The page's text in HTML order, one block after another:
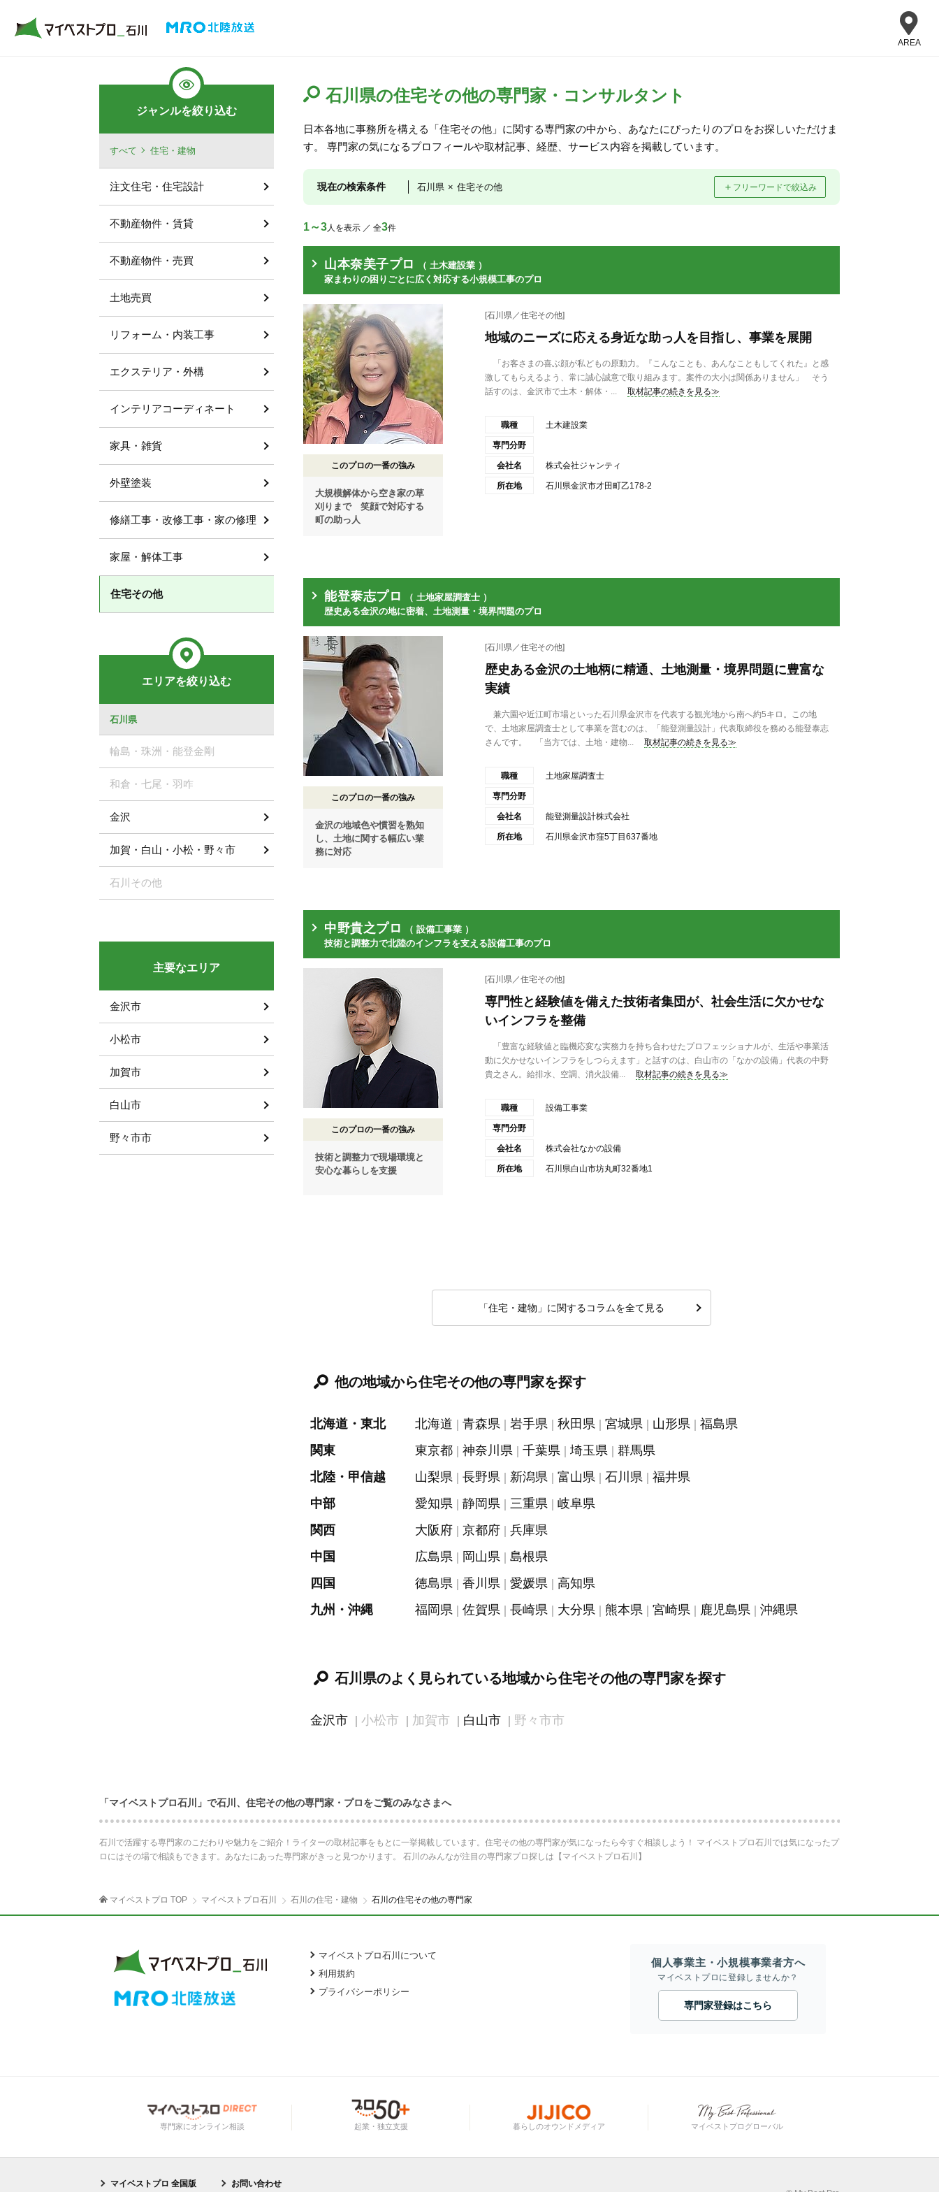
AREA
石川県の住宅その他の専門家・コンサルタント
日本各地に事務所を構える「住宅その他」に関する専門家の中から、あなたにぴったりのプロをお探しいただけま
す。 専門家の気になるプロフィールや取材記事、経歴、サービス内容を掲載しています。
現在の検索条件 石川県 × 住宅その他 ＋ フリーワードで絞込み
1～3人を表示 ／ 全3件
山本奈美子プロ
（ 土木建設業 ）
家まわりの困りごとに広く対応する小規模工事のプロ
このプロの一番の強み
大規模解体から空き家の草
刈りまで 笑顔で対応する
町の助っ人
[石川県／住宅その他]
地域のニーズに応える身近な助っ人を目指し、事業を展開
「お客さまの喜ぶ顔が私どもの原動力。『こんなことも、あんなこともしてくれた』と感
激してもらえるよう、常に誠心誠意で取り組みます。案件の大小は関係ありません」 そう
話すのは、金沢市で土木・解体・...
取材記事の続きを見る≫
職種 土木建設業
専門分野
会社名 株式会社ジャンティ
所在地 石川県金沢市才田町乙178-2
能登泰志プロ
（ 土地家屋調査士 ）
歴史ある金沢の地に密着、土地測量・境界問題のプロ
このプロの一番の強み
金沢の地域色や慣習を熟知
し、土地に関する幅広い業
務に対応
[石川県／住宅その他]
歴史ある金沢の土地柄に精通、土地測量・境界問題に豊富な
実績
兼六園や近江町市場といった石川県金沢市を代表する観光地から南へ約5キロ。この地
で、土地家屋調査士として事業を営むのは、「能登測量設計」代表取締役を務める能登泰志
さんです。 「当方では、土地・建物...
取材記事の続きを見る≫
職種 土地家屋調査士
専門分野
会社名 能登測量設計株式会社
所在地 石川県金沢市窪5丁目637番地
中野貴之プロ
（ 設備工事業 ）
技術と調整力で北陸のインフラを支える設備工事のプロ
このプロの一番の強み
技術と調整力で現場環境と
安心な暮らしを支援
[石川県／住宅その他]
専門性と経験値を備えた技術者集団が、社会生活に欠かせな
いインフラを整備
「豊富な経験値と臨機応変な実務力を持ち合わせたプロフェッショナルが、生活や事業活
動に欠かせないインフラをしつらえます」と話すのは、白山市の「なかの設備」代表の中野
貴之さん。給排水、空調、消火設備...
取材記事の続きを見る≫
職種 設備工事業
専門分野
会社名 株式会社なかの設備
所在地 石川県白山市坊丸町32番地1
「住宅・建物」に関するコラムを全て見る
他の地域から住宅その他の専門家を探す
北海道・東北 北海道 青森県 岩手県 秋田県 宮城県 山形県
福島県
関東
東京都 神奈川県 千葉県 埼玉県
群馬県
北陸・甲信越
山梨県 長野県 新潟県 富山県 石川県
福井県
中部
愛知県 静岡県 三重県
岐阜県
関西
大阪府 京都府
兵庫県
中国
広島県 岡山県
島根県
四国
徳島県 香川県 愛媛県
高知県
九州・沖縄
福岡県 佐賀県 長崎県 大分県 熊本県 宮崎県 鹿児島県 沖縄県
石川県のよく見られている地域から住宅その他の専門家を探す
金沢市 小松市 加賀市 白山市 野々市市
ジャンルを絞り込む
すべて 住宅・建物
注文住宅・住宅設計
不動産物件・賃貸
不動産物件・売買
土地売買
リフォーム・内装工事
エクステリア・外構
インテリアコーディネート
家具・雑貨
外壁塗装
修繕工事・改修工事・家の修理
家屋・解体工事
住宅その他
エリアを絞り込む
石川県
輪島・珠洲・能登金剛
和倉・七尾・羽咋
金沢
加賀・白山・小松・野々市
石川その他
主要なエリア
金沢市
小松市
加賀市
白山市
野々市市
「マイベストプロ石川」で石川、住宅その他の専門家・プロをご覧のみなさまへ
石川で活躍する専門家のこだわりや魅力をご紹介！ライターの取材記事をもとに一挙掲載しています。住宅その他の専門家が気になったら今すぐ相談しよう！ マイベストプロ石川では気になったプ
ロにはその場で相談もできます。あなたにあった専門家がきっと見つかります。 石川のみんなが注目の専門家プロ探しは【マイベストプロ石川】
マイベストプロ TOP マイベストプロ石川 石川の住宅・建物 石川の住宅その他の専門家
マイベストプロ石川について
利用規約
プライバシーポリシー
個人事業主・小規模事業者方へ
マイベストプロに登録しませんか？
専門家登録はこちら
専門家にオンライン相談 起業・独立支援 暮らしのオウンドメディア マイベストプログローバル
マイベストプロ 全国版
お問い合わせ